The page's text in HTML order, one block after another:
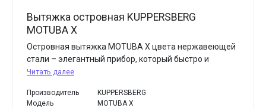
Вытяжка островная KUPPERSBERG
MOTUBA X
Островная вытяжка MOTUBA X цвета нержавеющей
стали – элегантный прибор, который быстро и
Читать далее
Производитель
KUPPERSBERG
Модель
MOTUBA X